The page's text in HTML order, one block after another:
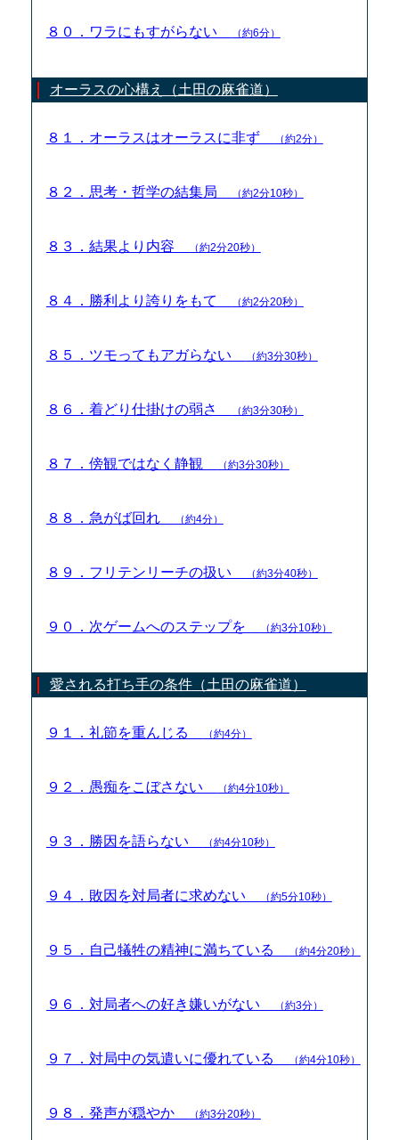
８０．ワラにもすがらない （約6分）
オーラスの心構え（土田の麻雀道）
８１．オーラスはオーラスに非ず （約2分）
８２．思考・哲学の結集局 （約2分10秒）
８３．結果より内容 （約2分20秒）
８４．勝利より誇りをもて （約2分20秒）
８５．ツモってもアガらない （約3分30秒）
８６．着どり仕掛けの弱さ （約3分30秒）
８７．傍観ではなく静観 （約3分30秒）
８８．急がば回れ （約4分）
８９．フリテンリーチの扱い （約3分40秒）
９０．次ゲームへのステップを （約3分10秒）
愛される打ち手の条件（土田の麻雀道）
９１．礼節を重んじる （約4分）
９２．愚痴をこぼさない （約4分10秒）
９３．勝因を語らない （約4分10秒）
９４．敗因を対局者に求めない （約5分10秒）
９５．自己犠牲の精神に満ちている （約4分20秒）
９６．対局者への好き嫌いがない （約3分）
９７．対局中の気遣いに優れている （約4分10秒）
９８．発声が穏やか （約3分20秒）